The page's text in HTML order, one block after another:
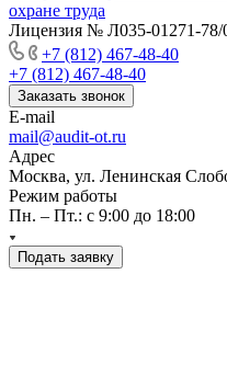
Лицензия № Л035-01271-78/
+7 (812) 467-48-40
+7 (812) 467-48-40
Заказать звонок
E-mail
mail@audit-ot.ru
Адрес
Москва, ул. Ленинская
Режим работы
Пн. – Пт.: с 9:00 до 18:00
Подать заявку